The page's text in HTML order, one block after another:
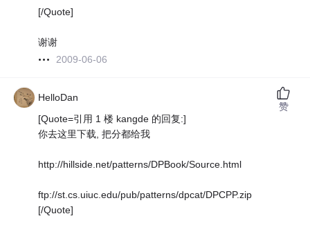
[/Quote]
谢谢
2009-06-06
HelloDan
[Quote=引用 1 楼 kangde 的回复:]
你去这里下载, 把分都给我
http://hillside.net/patterns/DPBook/Source.html
ftp://st.cs.uiuc.edu/pub/patterns/dpcat/DPCPP.zip
[/Quote]
赞